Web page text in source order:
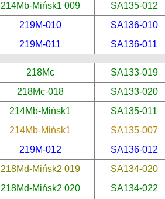
214Mb-Mińsk1 009
SA135-012
219M-010
SA136-010
219M-011 SA136-011
218Mc
SA133-019
218Mc-018
SA133-020
214Mb-Mińsk1
SA135-011
214Mb-Mińsk1
SA135-007
219M-012
SA136-012
218Md-Mińsk2 019
SA134-020
218Md-Mińsk2 020
SA134-022